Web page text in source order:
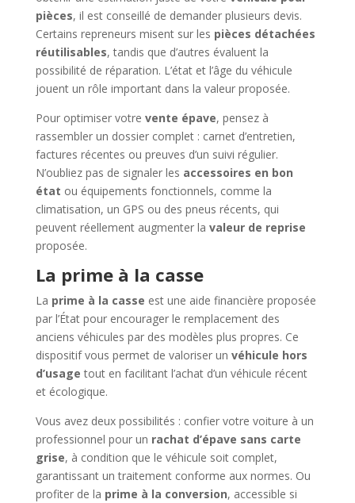
pièces, il est conseillé de demander plusieurs devis.
Certains repreneurs misent sur les pièces détachées
réutilisables, tandis que d’autres évaluent la
possibilité de réparation. L’état et l’âge du véhicule
jouent un rôle important dans la valeur proposée.
Pour optimiser votre vente épave, pensez à
rassembler un dossier complet : carnet d’entretien,
factures récentes ou preuves d’un suivi régulier.
N’oubliez pas de signaler les accessoires en bon
état ou équipements fonctionnels, comme la
climatisation, un GPS ou des pneus récents, qui
peuvent réellement augmenter la valeur de reprise
proposée.
La prime à la casse
La prime à la casse est une aide financière proposée
par l’État pour encourager le remplacement des
anciens véhicules par des modèles plus propres. Ce
dispositif vous permet de valoriser un véhicule hors
d’usage tout en facilitant l’achat d’un véhicule récent
et écologique.
Vous avez deux possibilités : confier votre voiture à un
professionnel pour un rachat d’épave sans carte
grise, à condition que le véhicule soit complet,
garantissant un traitement conforme aux normes. Ou
profiter de la prime à la conversion, accessible si